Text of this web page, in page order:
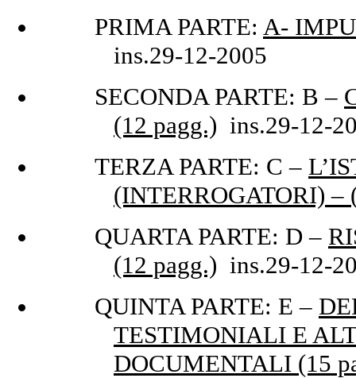
PRIMA PARTE: A-
ins.29-12-2005
SECONDA PARTE: B –
(12 pagg.) ins.29-12-
TERZA PARTE: C –
(INTERROGATORI) –
QUARTA PARTE: D –
(12 pagg.) ins.29-12-
QUINTA PARTE: E –
TESTIMONIALI E
DOCUMENTALI (15